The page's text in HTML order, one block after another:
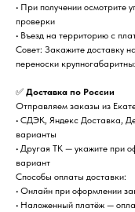
• При получении осмотрите
проверки
• Въезд на территорию с
Совет: Закажите доставку
переноски
✅ Доставка по России
Отправляем заказы из
• СДЭК, Яндекс Доставка,
варианты
• Другая ТК — укажите при
вариант
Способы оплаты доставки:
• Онлайн при оформлении
• Наложенный платёж —